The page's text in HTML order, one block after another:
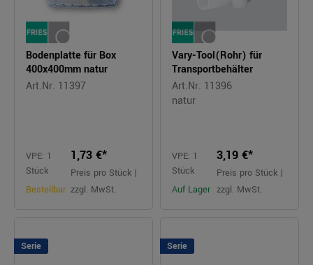
Bodenplatte für Box
400x400mm natur
Art.Nr. 11397
VPE: 1
Stück
Bestellbar
1,73 €*
Preis pro Stück |
zzgl. MwSt.
Vary-Tool(Rohr) für
Transportbehälter
Art.Nr. 11396
natur
VPE: 1
Stück
Auf Lager
3,19 €*
Preis pro Stück |
zzgl. MwSt.
Serie Serie